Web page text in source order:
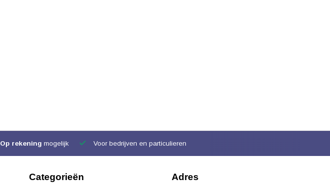
Op rekening mogelijk Voor bedrijven en particulieren
Categorieën Adres